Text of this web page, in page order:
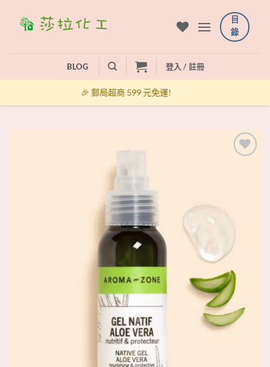
目
錄
BLOG 登入 / 註冊
🎉 郵局超商 599 元免運!